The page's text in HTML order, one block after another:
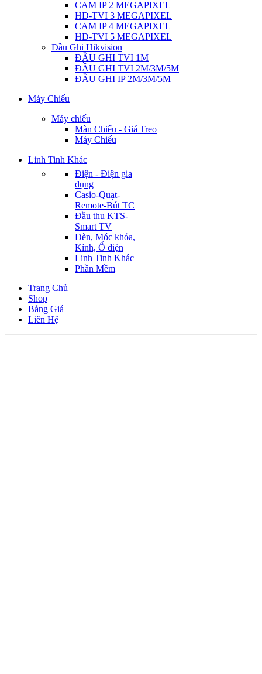
CAM IP 2 MEGAPIXEL
HD-TVI 3 MEGAPIXEL
CAM IP 4 MEGAPIXEL
HD-TVI 5 MEGAPIXEL
Đầu Ghi Hikvision
ĐẦU GHI TVI 1M
ĐẦU GHI TVI 2M/3M/5M
ĐẦU GHI IP 2M/3M/5M
Máy Chiếu
Máy chiếu
Màn Chiếu - Giá Treo
Máy Chiếu
Linh Tinh Khác
Điện - Điện gia
dụng
Casio-Quạt-
Remote-Bút TC
Đầu thu KTS-
Smart TV
Đèn, Móc khóa,
Kính, Ổ điện
Linh Tinh Khác
Phần Mềm
Trang Chủ
Shop
Bảng Giá
Liên Hệ